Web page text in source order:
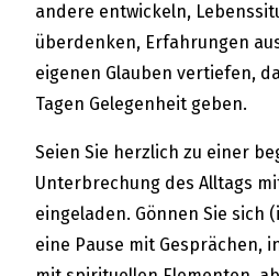
andere entwickeln,
überdenken, Erfahrungen
eigenen Glauben vertiefen,
Tagen Gelegenheit geben.
Seien Sie herzlich zu einer
Unterbrechung des Alltags
eingeladen. Gönnen Sie sich
eine Pause mit Gesprächen,